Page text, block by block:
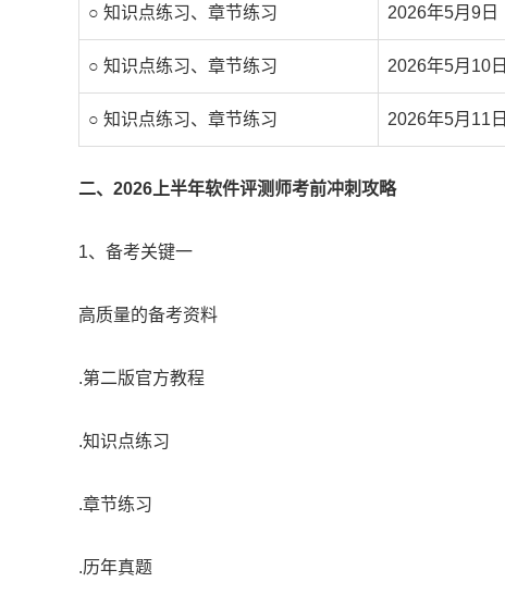
○ 知识点练习、章节练习 2026年5月9日
○ 知识点练习、章节练习 2026年5月10日
○ 知识点练习、章节练习 2026年5月11日
二、2026上半年软件评测师考前冲刺攻略
1、备考关键一
高质量的备考资料
.第二版官方教程
.知识点练习
.章节练习
.历年真题